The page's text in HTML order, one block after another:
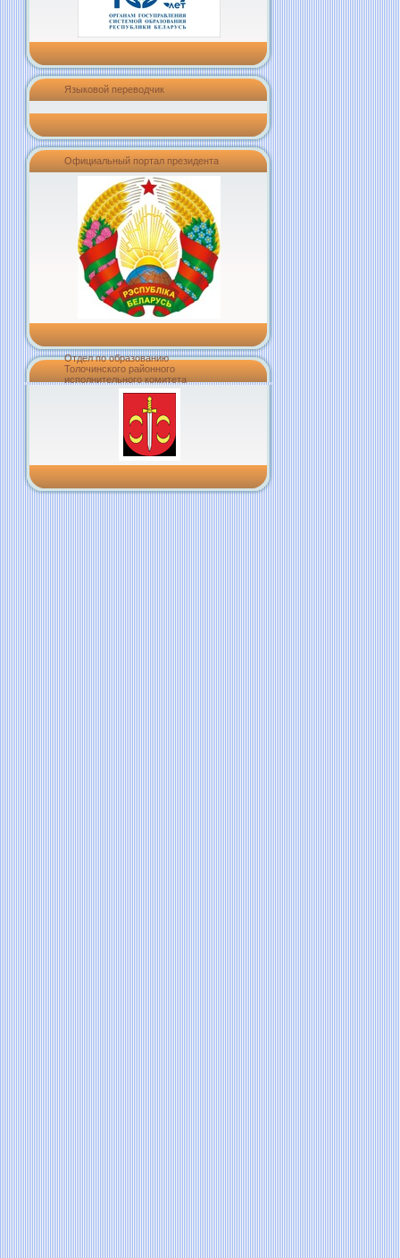
Языковой переводчик
Официальный портал президента
Отдел по образованию
Толочинского районного
исполнительного комитета